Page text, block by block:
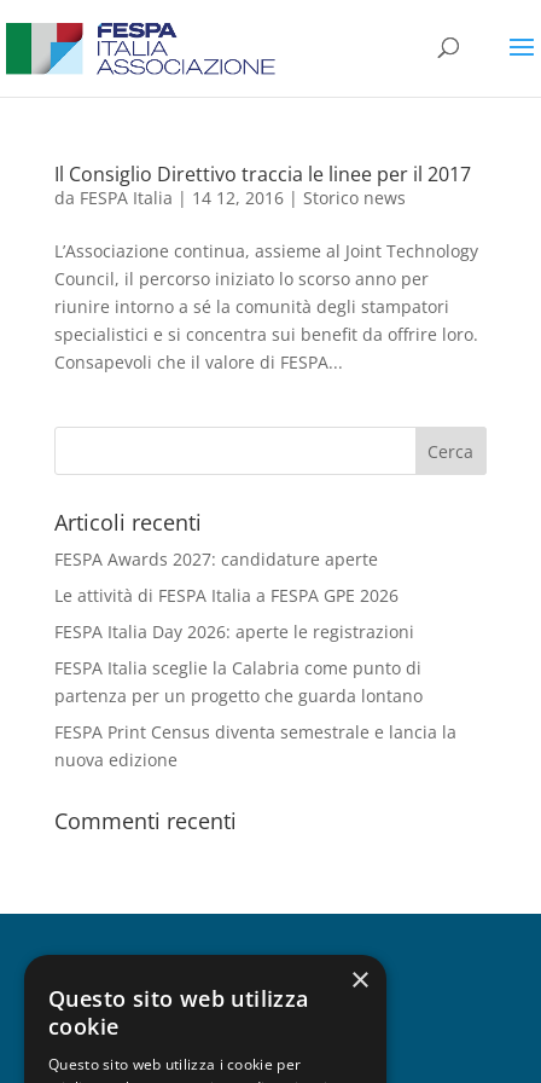
Il Consiglio Direttivo traccia le linee per il 2017
da FESPA Italia | 14 12, 2016| Storico news
L’Associazione continua, assieme al Joint Technology
Council, il percorso iniziato lo scorso anno per
riunire intorno a sé la comunità degli stampatori
specialistici e si concentra sui benefit da offrire loro.
Consapevoli che il valore di FESPA...
Articoli recenti
FESPA Awards 2027: candidature aperte
Le attività di FESPA Italia a FESPA GPE 2026
FESPA Italia Day 2026: aperte le registrazioni
FESPA Italia sceglie la Calabria come punto di
partenza per un progetto che guarda lontano
FESPA Print Census diventa semestrale e lancia la
nuova edizione
Commenti recenti
CHI SIAMO ×
Questo sito web utilizza
cookie
Questo sito web utilizza i cookie per